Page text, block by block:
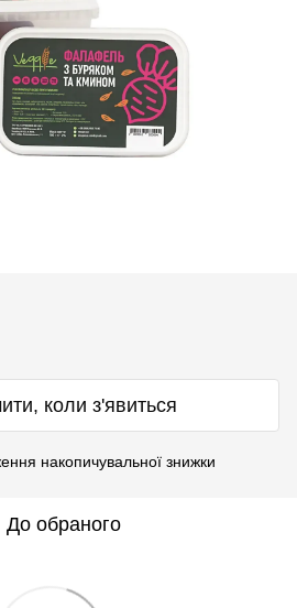
коли з'явиться
накопичувальної знижки
До обраного